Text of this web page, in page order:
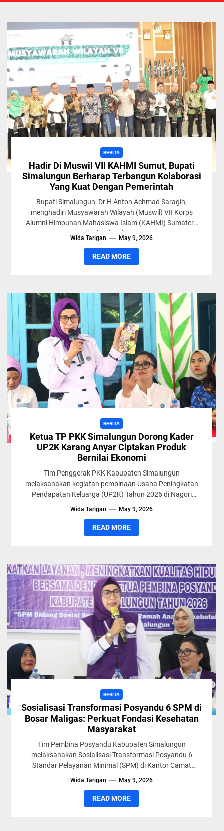
BERITA
Hadir Di Muswil VII KAHMI Sumut, Bupati
Simalungun Berharap Terbangun Kolaborasi
Yang Kuat Dengan Pemerintah
Bupati Simalungun, Dr H Anton Achmad Saragih,
menghadiri Musyawarah Wilayah (Muswil) VII Korps
Alumni Himpunan Mahasiswa Islam (KAHMI) Sumatera
Utara yang digelar di Balai Harungguan...
Wida Tarigan May 9, 2026
READ MORE
BERITA
Ketua TP PKK Simalungun Dorong Kader
UP2K Karang Anyar Ciptakan Produk
Bernilai Ekonomi
Tim Penggerak PKK Kabupaten Simalungun
melaksanakan kegiatan pembinaan Usaha Peningkatan
Pendapatan Keluarga (UP2K) Tahun 2026 di Nagori
Karang Anyar, Kecamatan Gunung Maligas, Sumatera
Wida Tarigan May 9, 2026
READ MORE
BERITA
Sosialisasi Transformasi Posyandu 6 SPM di
Bosar Maligas: Perkuat Fondasi Kesehatan
Masyarakat
Tim Pembina Posyandu Kabupaten Simalungun
melaksanakan Sosialisasi Transformasi Posyandu 6
Standar Pelayanan Minimal (SPM) di Kantor Camat
Gunung Maligas, Sumatera Utara, Kamis (7/5/2026).
Wida Tarigan May 9, 2026
READ MORE